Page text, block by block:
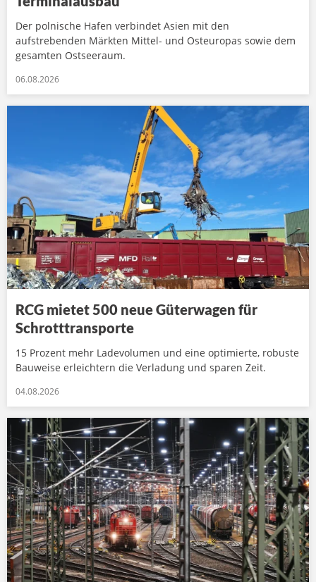
Der polnische Hafen verbindet Asien mit den
aufstrebenden Märkten Mittel- und Osteuropas sowie dem
gesamten Ostseeraum.
06.08.2026
RCG mietet 500 neue Güterwagen für
Schrotttransporte
15 Prozent mehr Ladevolumen und eine optimierte, robuste
Bauweise erleichtern die Verladung und sparen Zeit.
04.08.2026